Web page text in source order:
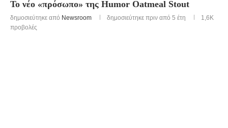
Το νέο «πρόσωπο» της Humor Oatmeal Stout
δημοσιεύτηκε από Newsroom δημοσιεύτηκε πριν από 5 έτη
1,6K
προβολές